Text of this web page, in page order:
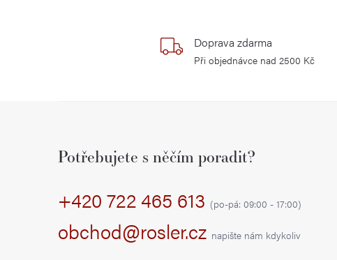
a
n
í
Doprava zdarma
Při objednávce nad 2500 Kč
Potřebujete s něčím poradit?
+420 722 465 613 (po-pá: 09:00 - 17:00)
obchod@rosler.cz napište nám kdykoliv